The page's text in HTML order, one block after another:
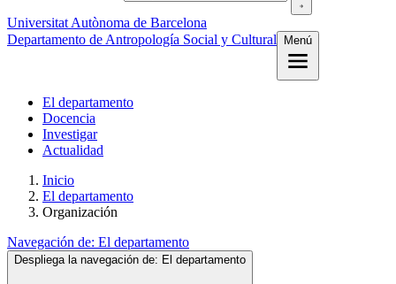
Universitat Autònoma de Barcelona
Departamento de Antropología Social y Cultural
Menú
El departamento
Docencia
Investigar
Actualidad
Inicio
El departamento
Organización
Navegación de: El departamento
Despliega la navegación de: El departamento